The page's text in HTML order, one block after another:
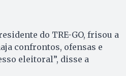
do TRE-GO, frisou a
confrontos, ofensas e
eleitoral”, disse a